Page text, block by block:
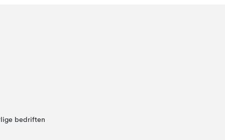
bedriften